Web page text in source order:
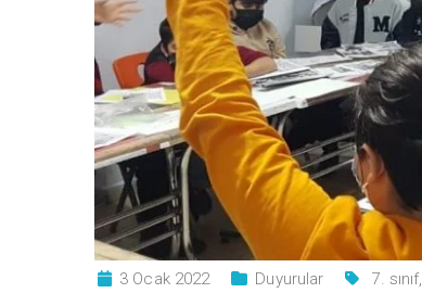
3 Ocak 2022 Duyurular 7. sınıf,